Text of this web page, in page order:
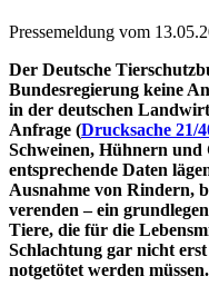
Pressemeldung vom
Der Deutsche
Bundesregierung keine
in der deutschen
Anfrage (Drucksache 21/
Schweinen, Hühnern
entsprechende Daten
Ausnahme von Rindern,
verenden – ein
Tiere, die für die
Schlachtung gar nicht
notgetötet werden müssen.